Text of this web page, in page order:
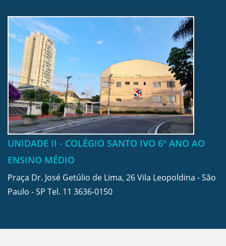
UNIDADE II - COLÉGIO SANTO IVO 6º ANO AO
ENSINO MÉDIO
Praça Dr. José Getúlio de Lima, 26 Vila Leopoldina - São
Paulo - SP Tel. 11 3636-0150